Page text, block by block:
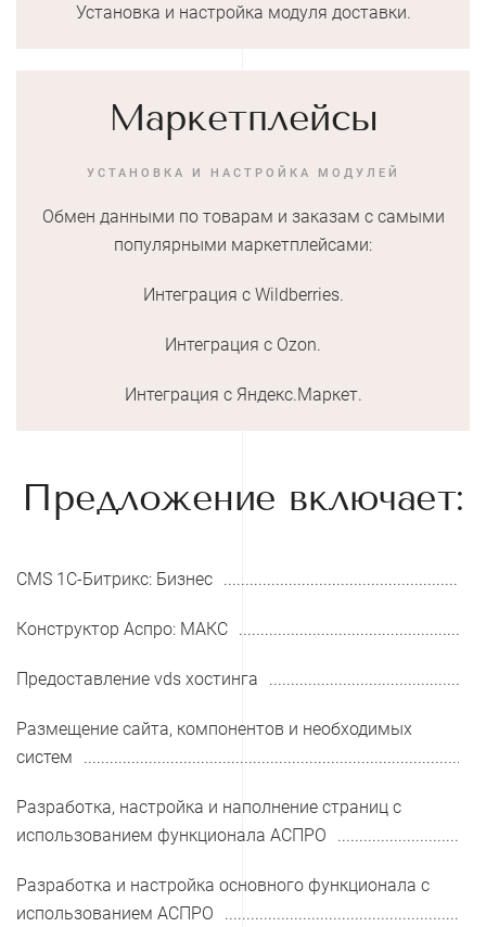
Установка и настройка модуля доставки.
Маркетплейсы
УСТАНОВКА И НАСТРОЙКА МОДУЛЕЙ
Обмен данными по товарам и заказам с самыми
популярными маркетплейсами:
Интеграция с Wildberries.
Интеграция с Ozon.
Интеграция с Яндекс.Маркет.
Предложение включает:
CMS 1С-Битрикс: Бизнес
Конструктор Аспро: МАКС
Предоставление vds хостинга
Размещение сайта, компонентов и необходимых
систем
Разработка, настройка и наполнение страниц с
использованием функционала АСПРО
Разработка и настройка основного функционала с
использованием АСПРО